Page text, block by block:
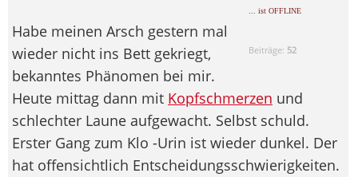
... ist OFFLINE
Beiträge: 52
Habe meinen Arsch gestern mal
wieder nicht ins Bett gekriegt,
bekanntes Phänomen bei mir.
Heute mittag dann mit Kopfschmerzen und
schlechter Laune aufgewacht. Selbst schuld.
Erster Gang zum Klo -Urin ist wieder dunkel. Der
hat offensichtlich Entscheidungsschwierigkeiten.